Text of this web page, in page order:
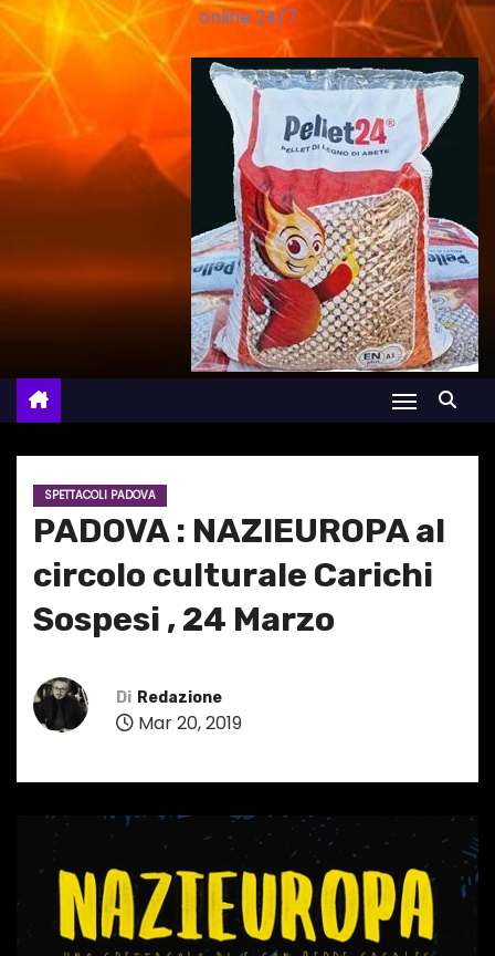
online 24/7
SPETTACOLI PADOVA
PADOVA : NAZIEUROPA al
circolo culturale Carichi
Sospesi , 24 Marzo
Di Redazione
Mar 20, 2019